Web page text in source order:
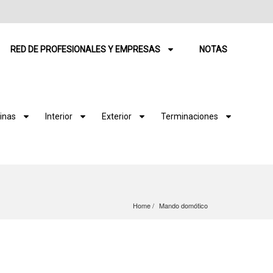
RED DE PROFESIONALES Y EMPRESAS NOTAS
Interior Exterior Terminaciones
Home Mando domótico